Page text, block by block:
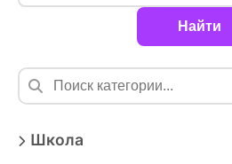
Найти
Школа